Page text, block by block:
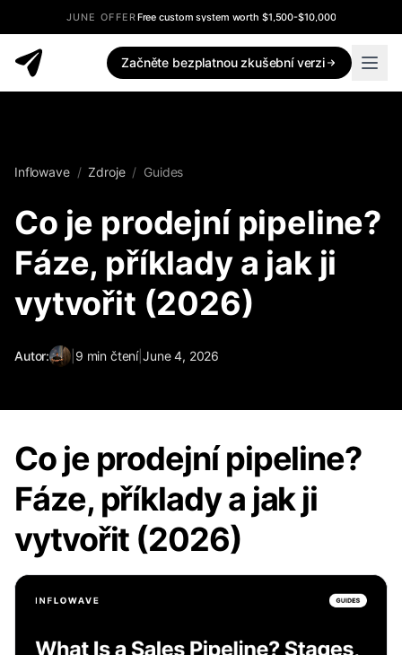
JUNE OFFERFree custom system worth $1,500-$10,000
Začněte bezplatnou zkušební verzi
Inflowave / Zdroje / Guides
Co je prodejní pipeline?
Fáze, příklady a jak ji
vytvořit (2026)
Autor: 9 min čtení| June 4, 2026
Co je prodejní pipeline?
Fáze, příklady a jak ji
vytvořit (2026)